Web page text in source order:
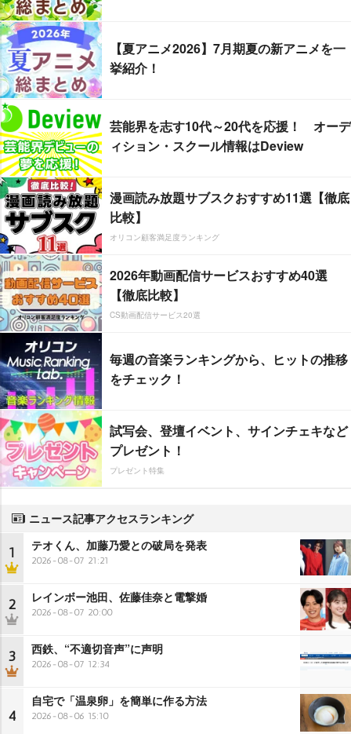
【夏アニメ2026】7月期夏の新アニメを一
挙紹介！
芸能界を志す10代～20代を応援！ オーデ
ィション・スクール情報はDeview
漫画読み放題サブスクおすすめ11選【徹底
比較】
オリコン顧客満足度ランキング
2026年動画配信サービスおすすめ40選
【徹底比較】
CS動画配信サービス20選
毎週の音楽ランキングから、ヒットの推移
をチェック！
試写会、登壇イベント、サインチェキなど
プレゼント！
プレゼント特集
ニュース記事アクセスランキング
1 テオくん、加藤乃愛との破局を発表
2026-08-07 21:21
2 レインボー池田、佐藤佳奈と電撃婚
2026-08-07 20:00
3 西鉄、“不適切音声”に声明
2026-08-07 12:34
4
自宅で「温泉卵」を簡単に作る方法
2026-08-06 15:10